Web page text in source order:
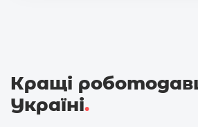
Кращі
Україні.